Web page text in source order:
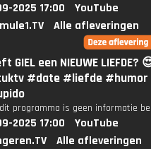
2025 17:00
YouTube
Alle afleveringen
GIEL een NIEUWE LIEFDE?
#date #liefde #humor
programma is geen informatie
2025 17:00
YouTube
Alle afleveringen